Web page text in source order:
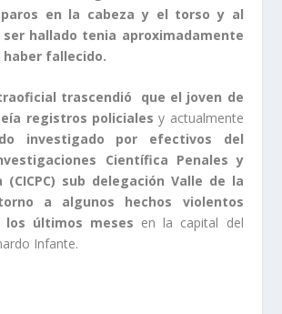
en la cabeza y el torso y al
hallado tenia aproximadamente
haber fallecido.
trascendió que el joven de
registros policiales y actualmente
investigado por efectivos del
Científica Penales y
(CICPC) sub delegación Valle de la
a algunos hechos violentos
los últimos meses en la capital del
Infante.